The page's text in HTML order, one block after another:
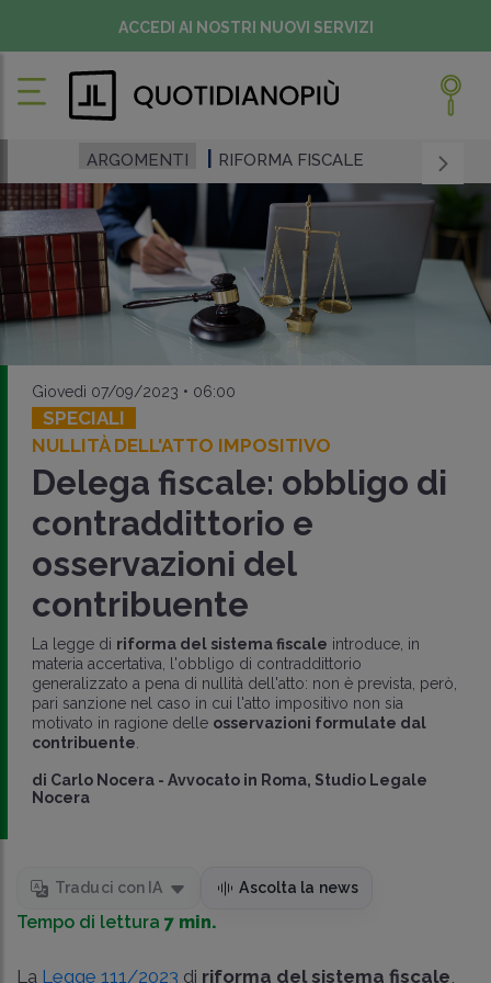
ACCEDI AI NOSTRI NUOVI SERVIZI
ARGOMENTI RIFORMA FISCALE
Giovedì 07/09/2023 • 06:00
SPECIALI
NULLITÀ DELL'ATTO IMPOSITIVO
Delega fiscale: obbligo di
contraddittorio e
osservazioni del
contribuente
La legge di riforma del sistema fiscale introduce, in
materia accertativa, l'obbligo di contraddittorio
generalizzato a pena di nullità dell'atto: non è prevista, però,
pari sanzione nel caso in cui l'atto impositivo non sia
motivato in ragione delle osservazioni formulate dal
contribuente.
di Carlo Nocera - Avvocato in Roma, Studio Legale
Nocera
Traduci con IA Ascolta la news
Tempo di lettura 7 min.
La Legge 111/2023 di riforma del sistema fiscale,